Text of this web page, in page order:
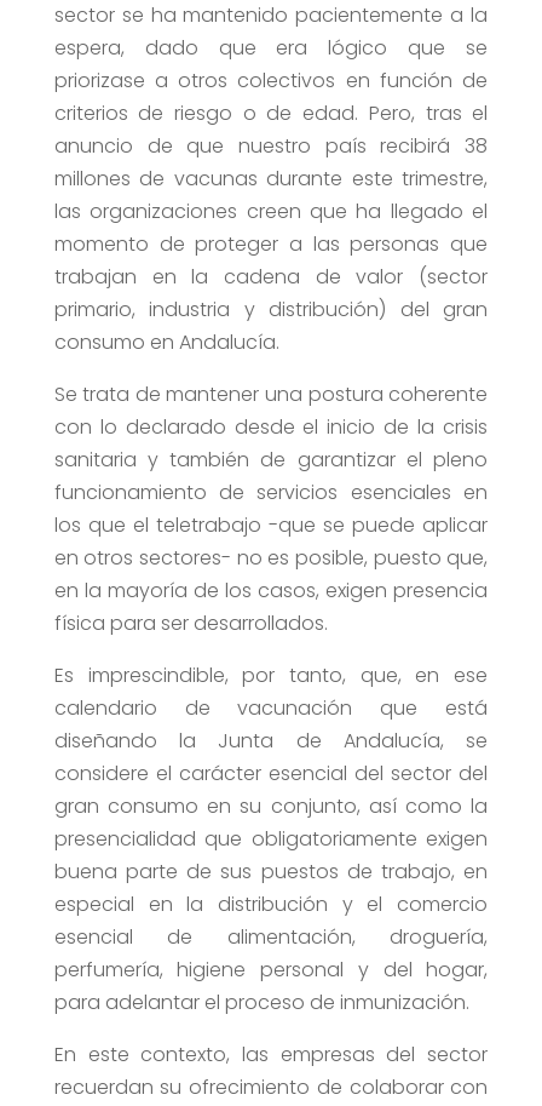
sector se ha mantenido pacientemente a la
espera, dado que era lógico que se
priorizase a otros colectivos en función de
criterios de riesgo o de edad. Pero, tras el
anuncio de que nuestro país recibirá 38
millones de vacunas durante este trimestre,
las organizaciones creen que ha llegado el
momento de proteger a las personas que
trabajan en la cadena de valor (sector
primario, industria y distribución) del gran
consumo en Andalucía.
Se trata de mantener una postura coherente
con lo declarado desde el inicio de la crisis
sanitaria y también de garantizar el pleno
funcionamiento de servicios esenciales en
los que el teletrabajo -que se puede aplicar
en otros sectores- no es posible, puesto que,
en la mayoría de los casos, exigen presencia
física para ser desarrollados.
Es imprescindible, por tanto, que, en ese
calendario de vacunación que está
diseñando la Junta de Andalucía, se
considere el carácter esencial del sector del
gran consumo en su conjunto, así como la
presencialidad que obligatoriamente exigen
buena parte de sus puestos de trabajo, en
especial en la distribución y el comercio
esencial de alimentación, droguería,
perfumería, higiene personal y del hogar,
para adelantar el proceso de inmunización.
En este contexto, las empresas del sector
recuerdan su ofrecimiento de colaborar con